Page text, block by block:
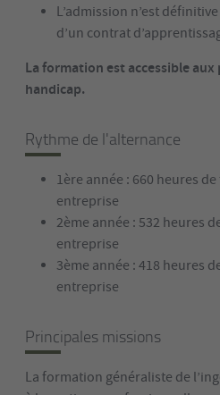
L’admission n’est
d’un contrat
La formation est accessible
handicap.
Rythme de l'alternance
1ère année : 660 heures
entreprise
2ème année : 532 heures
entreprise
3ème année : 418 heures
entreprise
Principales missions
La formation généraliste de